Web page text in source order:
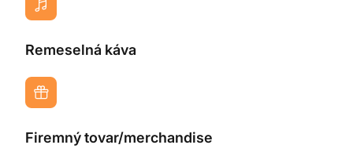
Remeselná káva
Firemný tovar/merchandise